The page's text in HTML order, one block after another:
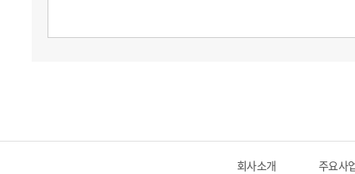
회사소개 주요사